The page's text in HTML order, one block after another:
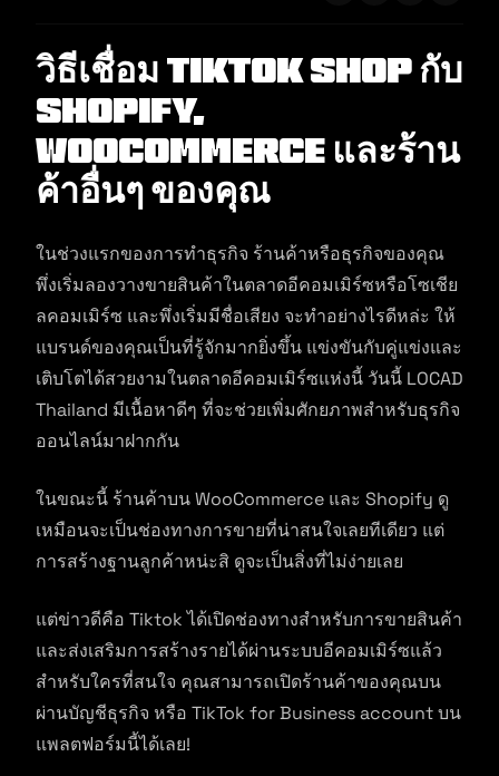
วิธีเชื่อม Tiktok Shop กับ
Shopify,
WooCommerce และร้าน
ค้าอื่นๆ ของคุณ
ในช่วงแรกของการทำธุรกิจ ร้านค้าหรือธุรกิจของคุณ
พึ่งเริ่มลองวางขายสินค้าในตลาดอีคอมเมิร์ซหรือโซเชีย
ลคอมเมิร์ซ และพึ่งเริ่มมีชื่อเสียง จะทำอย่างไรดีหล่ะ ให้
แบรนด์ของคุณเป็นที่รู้จักมากยิ่งขึ้น แข่งขันกับคู่แข่งและ
เติบโตได้สวยงามในตลาดอีคอมเมิร์ซแห่งนี้ วันนี้ LOCAD
Thailand มีเนื้อหาดีๆ ที่จะช่วยเพิ่มศักยภาพสำหรับธุรกิจ
ออนไลน์มาฝากกัน
ในขณะนี้ ร้านค้าบน WooCommerce และ Shopify ดู
เหมือนจะเป็นช่องทางการขายที่น่าสนใจเลยทีเดียว แต่
การสร้างฐานลูกค้าหน่ะสิ ดูจะเป็นสิ่งที่ไม่ง่ายเลย
แต่ข่าวดีคือ Tiktok ได้เปิดช่องทางสำหรับการขายสินค้า
และส่งเสริมการสร้างรายได้ผ่านระบบอีคอมเมิร์ซแล้ว
สำหรับใครที่สนใจ คุณสามารถเปิดร้านค้าของคุณบน
ผ่านบัญชีธุรกิจ หรือ TikTok for Business account บน
แพลตฟอร์มนี้ได้เลย!